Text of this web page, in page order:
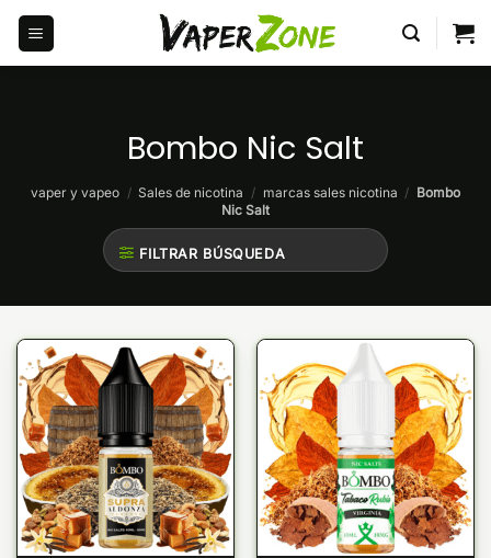
Saltar
contenido
Bombo Nic Salt
vaper y vapeo / Sales de nicotina / marcas sales nicotina / Bombo
Nic Salt
FILTRAR BÚSQUEDA